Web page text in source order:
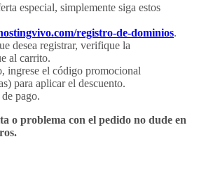
especial, simplemente siga estos
registro-de-dominios.
desea registrar, verifique la
al carrito.
ingrese el código promocional
para aplicar el descuento.
pago.
o problema con el pedido no dude en